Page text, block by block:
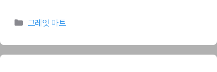
Categories
그레잇 마트